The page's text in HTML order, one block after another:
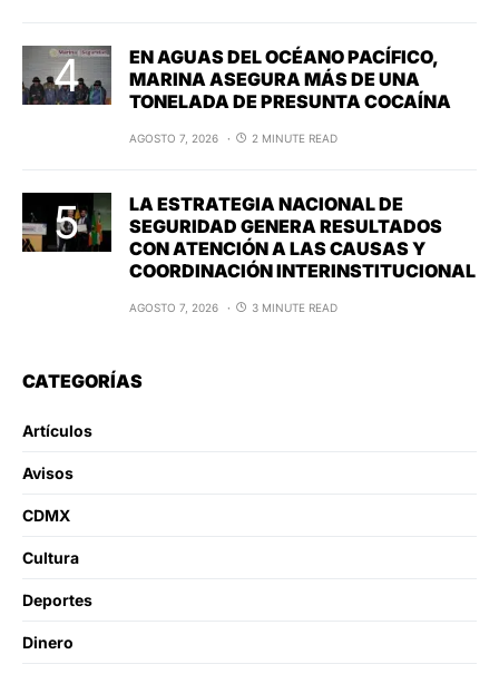
EN AGUAS DEL OCÉANO PACÍFICO,
MARINA ASEGURA MÁS DE UNA
TONELADA DE PRESUNTA COCAÍNA
AGOSTO 7, 2026 2 MINUTE READ
LA ESTRATEGIA NACIONAL DE
SEGURIDAD GENERA RESULTADOS
CON ATENCIÓN A LAS CAUSAS Y
COORDINACIÓN INTERINSTITUCIONAL
AGOSTO 7, 2026 3 MINUTE READ
CATEGORÍAS
Artículos
Avisos
CDMX
Cultura
Deportes
Dinero